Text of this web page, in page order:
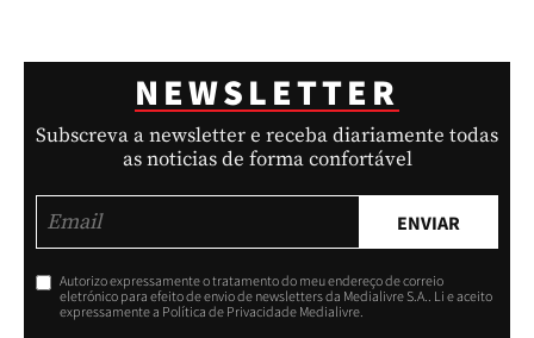
NEWSLETTER
Subscreva a newsletter e receba diariamente todas
as noticias de forma confortável
ENVIAR
Autorizo expressamente o tratamento do meu endereço de correio
eletrónico para efeito de envio de newsletters da Medialivre S.A.. Li e aceito
expressamente a Política de Privacidade Medialivre.